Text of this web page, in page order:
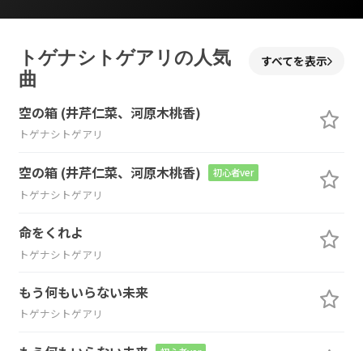
トゲナシトゲアリの人気
曲
すべてを表示
空の箱 (井芹仁菜、河原木桃香)
トゲナシトゲアリ
空の箱 (井芹仁菜、河原木桃香) 初心者ver
トゲナシトゲアリ
命をくれよ
トゲナシトゲアリ
もう何もいらない未来
トゲナシトゲアリ